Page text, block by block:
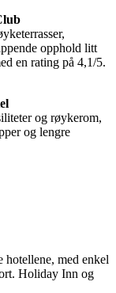
opphold litt
en rating på 4,1/5.
og røykerom,
og lengre
hotellene, med enkel
Holiday Inn og